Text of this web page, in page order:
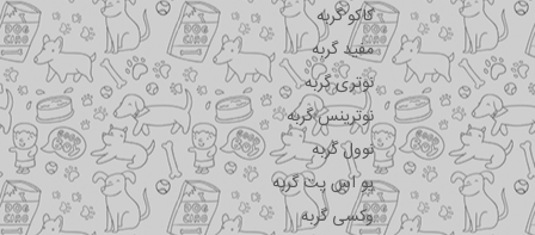
کاکو گربه
مفید گربه
نوتری گربه
نوترینس گربه
نوول گربه
یو اس پت گربه
وکسی گربه